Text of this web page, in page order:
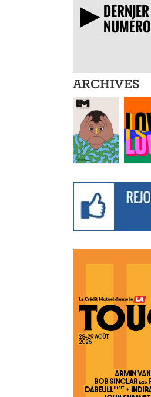
DERNIER
NUMÉRO
ARCHIVES